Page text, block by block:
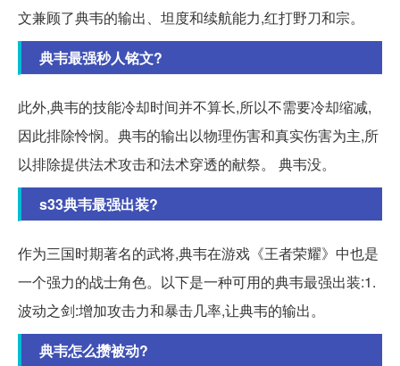
文兼顾了典韦的输出、坦度和续航能力,红打野刀和宗。
典韦最强秒人铭文?
此外,典韦的技能冷却时间并不算长,所以不需要冷却缩减,
因此排除怜悯。典韦的输出以物理伤害和真实伤害为主,所
以排除提供法术攻击和法术穿透的献祭。 典韦没。
s33典韦最强出装?
作为三国时期著名的武将,典韦在游戏《王者荣耀》中也是
一个强力的战士角色。以下是一种可用的典韦最强出装:1.
波动之剑:增加攻击力和暴击几率,让典韦的输出。
典韦怎么攒被动?